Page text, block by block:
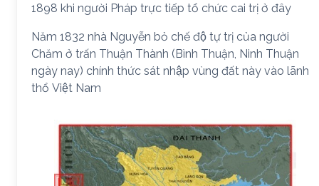
1898 khi người Pháp trực tiếp tổ chức cai trị ở đây
Năm 1832 nhà Nguyễn bỏ chế độ tự trị của người
Chăm ở trấn Thuận Thành (Bình Thuận, Ninh Thuận
ngày nay) chính thức sát nhập vùng đất này vào lãnh
thổ Việt Nam